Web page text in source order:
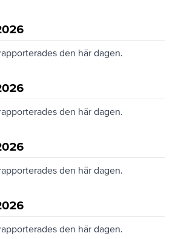
den här dagen.
den här dagen.
den här dagen.
den här dagen.